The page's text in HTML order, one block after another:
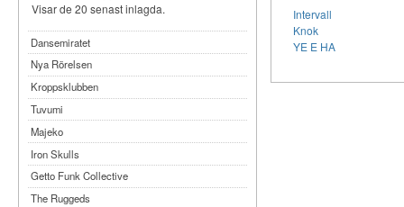
Intervall
Knok
YE E HA
Visar de 20 senast inlagda.
Dansemiratet
Nya Rörelsen
Kroppsklubben
Tuvumi
Majeko
Iron Skulls
Getto Funk Collective
The Ruggeds